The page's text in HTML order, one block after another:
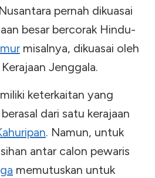
pernah dikuasai
besar bercorak Hindu-
misalnya, dikuasai oleh
Jenggala.
keterkaitan yang
dari satu kerajaan
. Namun, untuk
antar calon pewaris
memutuskan untuk